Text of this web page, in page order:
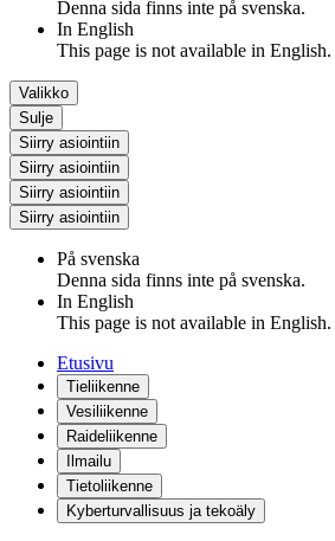
Denna sida finns inte på svenska.
In English
This page is not available in English.
Valikko
Sulje
Siirry asiointiin
Siirry asiointiin
Siirry asiointiin
Siirry asiointiin
På svenska
Denna sida finns inte på svenska.
In English
This page is not available in English.
Etusivu
Tieliikenne
Vesiliikenne
Raideliikenne
Ilmailu
Tietoliikenne
Kyberturvallisuus ja tekoäly